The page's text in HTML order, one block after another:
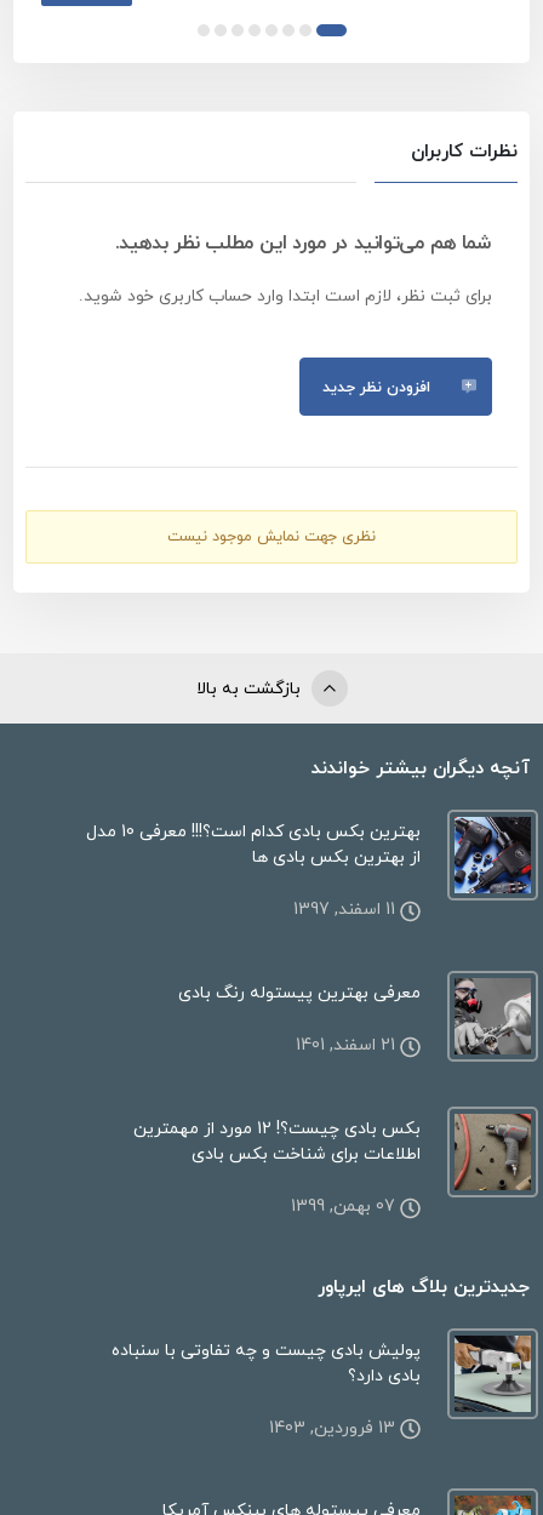
نظرات کاربران
شما هم می‌توانید در مورد این مطلب نظر بدهید.
برای ثبت نظر، لازم است ابتدا وارد حساب کاربری خود شوید.
افزودن نظر جدید
نظری جهت نمایش موجود نیست
بازگشت به بالا
آنچه دیگران بیشتر خواندند
بهترین بکس بادی کدام است؟!!! معرفی 10 مدل
از بهترین بکس بادی ها
معرفی بهترین پیستوله رنگ بادی
بکس بادی چیست؟! 12 مورد از مهمترین
اطلاعات برای شناخت بکس بادی
جدیدترین بلاگ های ایرپاور
پولیش بادی چیست و چه تفاوتی با سنباده
بادی دارد؟